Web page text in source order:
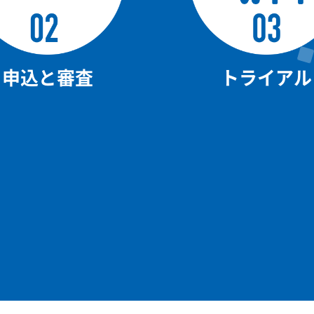
申込と審査 トライアル